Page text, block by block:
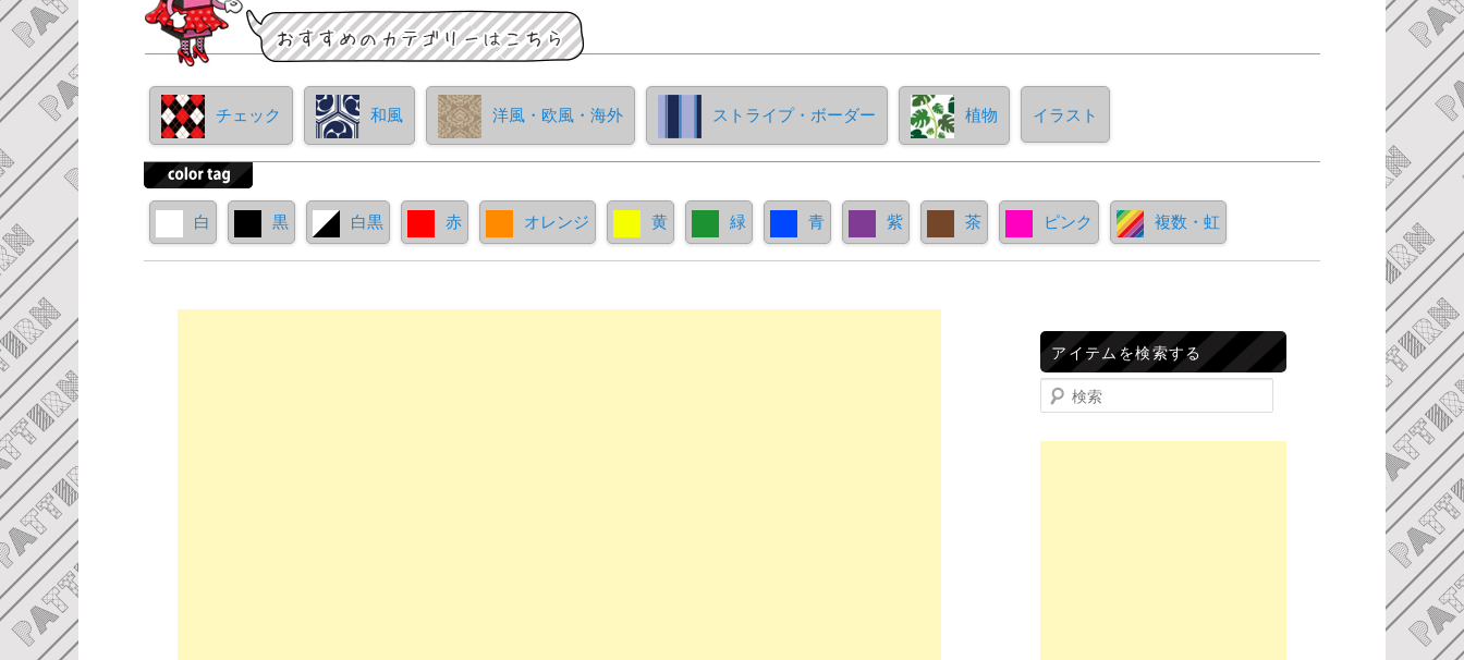
チェック 和風 洋風・欧風・海外 ストライプ・ボーダー 植物 イラスト
白 黒 白黒 赤 オレンジ 黄 緑 青 紫 茶 ピンク 複数・虹
アイテムを検索する
検索